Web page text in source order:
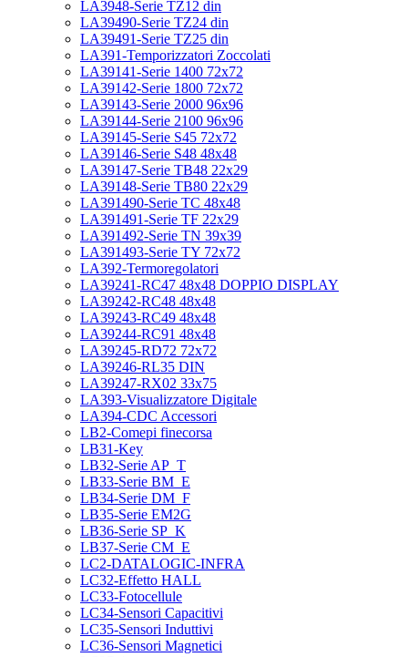
LA3948-Serie TZ12 din
LA39490-Serie TZ24 din
LA39491-Serie TZ25 din
LA391-Temporizzatori Zoccolati
LA39141-Serie 1400 72x72
LA39142-Serie 1800 72x72
LA39143-Serie 2000 96x96
LA39144-Serie 2100 96x96
LA39145-Serie S45 72x72
LA39146-Serie S48 48x48
LA39147-Serie TB48 22x29
LA39148-Serie TB80 22x29
LA391490-Serie TC 48x48
LA391491-Serie TF 22x29
LA391492-Serie TN 39x39
LA391493-Serie TY 72x72
LA392-Termoregolatori
LA39241-RC47 48x48 DOPPIO DISPLAY
LA39242-RC48 48x48
LA39243-RC49 48x48
LA39244-RC91 48x48
LA39245-RD72 72x72
LA39246-RL35 DIN
LA39247-RX02 33x75
LA393-Visualizzatore Digitale
LA394-CDC Accessori
LB2-Comepi finecorsa
LB31-Key
LB32-Serie AP_T
LB33-Serie BM_E
LB34-Serie DM_F
LB35-Serie EM2G
LB36-Serie SP_K
LB37-Serie CM_E
LC2-DATALOGIC-INFRA
LC32-Effetto HALL
LC33-Fotocellule
LC34-Sensori Capacitivi
LC35-Sensori Induttivi
LC36-Sensori Magnetici